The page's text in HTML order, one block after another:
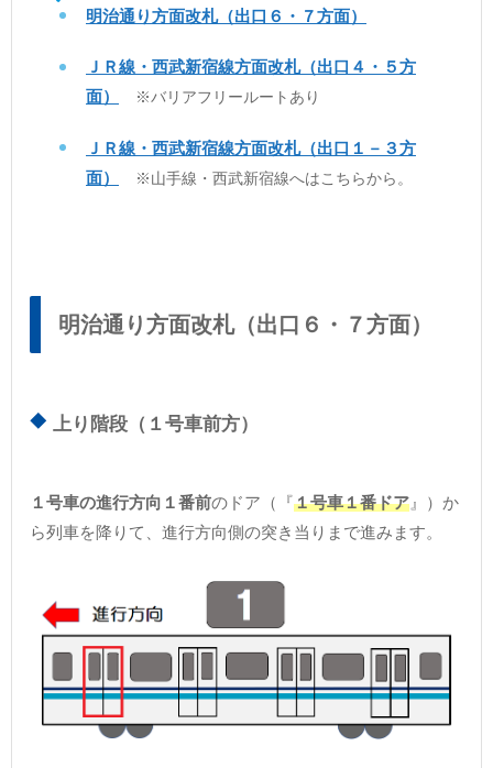
明治通り方面改札（出口６・７方面）
ＪＲ線・西武新宿線方面改札（出口４・５方
面）
※バリアフリールートあり
ＪＲ線・西武新宿線方面改札（出口１－３方
面）
※山手線・西武新宿線へはこちらから。
明治通り方面改札（出口６・７方面）
上り階段（１号車前方）
１号車の進行方向１番前のドア（『１号車１番ドア 』）か
ら列車を降りて、進行方向側の突き当りまで進みます。